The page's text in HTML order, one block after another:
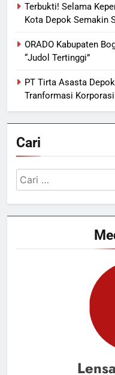
Terbukti! Selama
Kota Depok Semakin
ORADO Kabupaten
“Judol Tertinggi”
PT Tirta Asasta
Tranformasi
Cari
Cari
untuk: